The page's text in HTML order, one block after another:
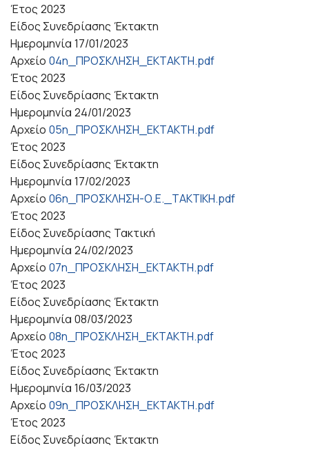
Έτος 2023
Είδος Συνεδρίασης Έκτακτη
Ημερομηνία 17/01/2023
Αρχείο 04η_ΠΡΟΣΚΛΗΣΗ_ΕΚΤΑΚΤΗ.pdf
Έτος 2023
Είδος Συνεδρίασης Έκτακτη
Ημερομηνία 24/01/2023
Αρχείο 05η_ΠΡΟΣΚΛΗΣΗ_ΕΚΤΑΚΤΗ.pdf
Έτος 2023
Είδος Συνεδρίασης Έκτακτη
Ημερομηνία 17/02/2023
Αρχείο 06η_ΠΡΟΣΚΛΗΣΗ-Ο.Ε._ΤΑΚΤΙΚΗ.pdf
Έτος 2023
Είδος Συνεδρίασης Τακτική
Ημερομηνία 24/02/2023
Αρχείο 07η_ΠΡΟΣΚΛΗΣΗ_ΕΚΤΑΚΤΗ.pdf
Έτος 2023
Είδος Συνεδρίασης Έκτακτη
Ημερομηνία 08/03/2023
Αρχείο 08η_ΠΡΟΣΚΛΗΣΗ_ΕΚΤΑΚΤΗ.pdf
Έτος 2023
Είδος Συνεδρίασης Έκτακτη
Ημερομηνία 16/03/2023
Αρχείο 09η_ΠΡΟΣΚΛΗΣΗ_ΕΚΤΑΚΤΗ.pdf
Έτος 2023
Είδος Συνεδρίασης Έκτακτη